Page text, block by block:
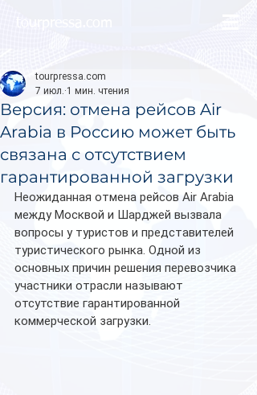
Версия: отмена рейсов Air
Arabia в Россию может быть
связана с отсутствием
гарантированной загрузки
tourpressa.com
7 июл. 1 мин. чтения
Неожиданная отмена рейсов Air Arabia
между Москвой и Шарджей вызвала
вопросы у туристов и представителей
туристического рынка. Одной из
основных причин решения перевозчика
участники отрасли называют
отсутствие гарантированной
коммерческой загрузки.